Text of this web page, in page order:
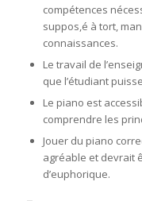
compétences
suppos,é à tort,
connaissances.
Le travail de
que l’étudiant
Le piano est
comprendre les
Jouer du piano
agréable et devrait
d’euphorique.